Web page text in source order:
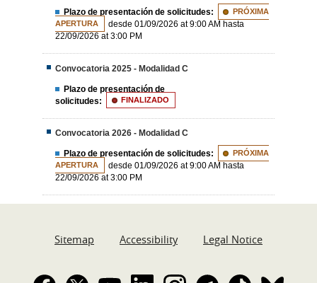
Plazo de presentación de solicitudes:
PRÓXIMA
APERTURA
desde 01/09/2026 at 9:00 AM hasta
22/09/2026 at 3:00 PM
Convocatoria 2025 - Modalidad C
Plazo de presentación de
solicitudes:
FINALIZADO
Convocatoria 2026 - Modalidad C
Plazo de presentación de solicitudes:
PRÓXIMA
APERTURA
desde 01/09/2026 at 9:00 AM hasta
22/09/2026 at 3:00 PM
Sitemap Accessibility Legal Notice